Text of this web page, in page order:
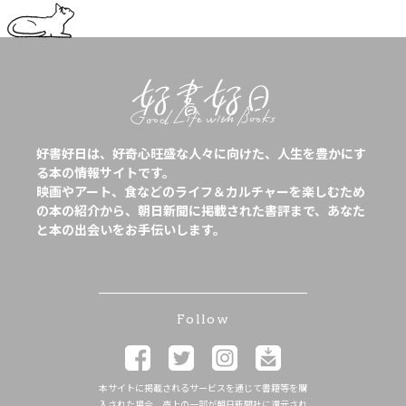
好書好日は、好奇心旺盛な人々に向けた、人生を豊かにす
る本の情報サイトです。
映画やアート、食などのライフ＆カルチャーを楽しむため
の本の紹介から、朝日新聞に掲載された書評まで、あなた
と本の出会いをお手伝いします。
Follow
本サイトに掲載されるサービスを通じて書籍等を購